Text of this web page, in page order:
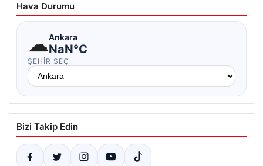
Hava Durumu
☁Ankara
NaN°C
ŞEHIR SEÇ
Bizi Takip Edin